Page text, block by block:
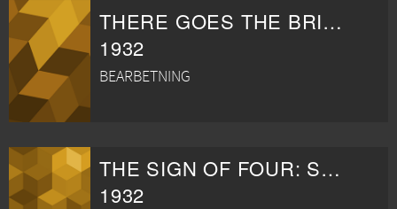
THERE GOES THE BRIDE
1932
BEARBETNING
THE SIGN OF FOUR: SHERLOCK HOLMES' GREATEST CASE
1932